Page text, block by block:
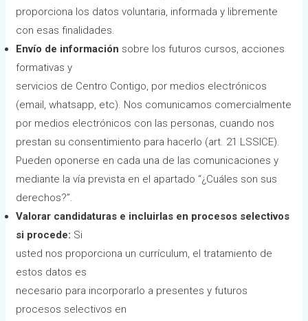
proporciona los datos voluntaria, informada y libremente
con esas finalidades.
Envío de información sobre los futuros cursos, acciones
formativas y
servicios de Centro Contigo, por medios electrónicos
(email, whatsapp, etc). Nos comunicamos comercialmente
por medios electrónicos con las personas, cuando nos
prestan su consentimiento para hacerlo (art. 21 LSSICE).
Pueden oponerse en cada una de las comunicaciones y
mediante la vía prevista en el apartado “¿Cuáles son sus
derechos?”.
Valorar candidaturas e incluirlas en procesos selectivos
si procede: Si
usted nos proporciona un currículum, el tratamiento de
estos datos es
necesario para incorporarlo a presentes y futuros
procesos selectivos en